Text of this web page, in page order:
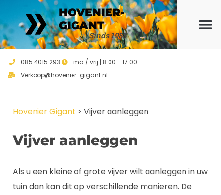
HOVENIER-
GIGANT
Sinds 1988
085 4015 293
ma / vrij | 8:00 - 17:00
Verkoop@hovenier-gigant.nl
Hovenier Gigant > Vijver aanleggen
Vijver aanleggen
Als u een kleine of grote vijver wilt aanleggen in uw
tuin dan kan dit op verschillende manieren. De